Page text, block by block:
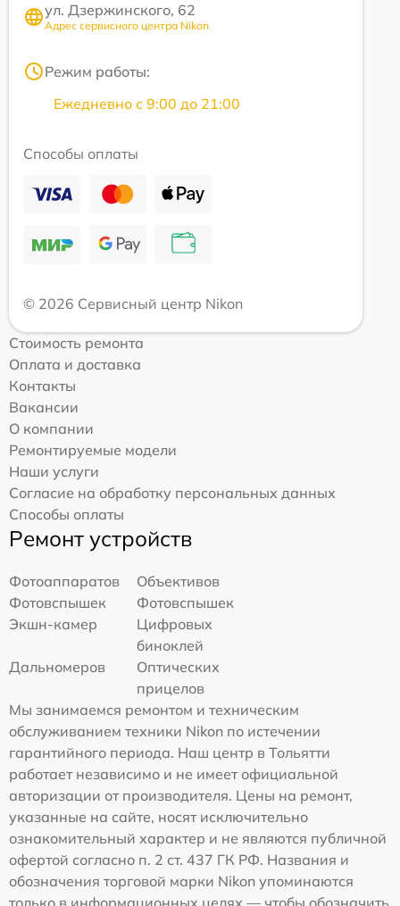
ул. Дзержинского, 62
Адрес сервисного центра Nikon
Режим работы:
Ежедневно с 9:00 до 21:00
Способы оплаты
© 2026 Сервисный центр Nikon
Стоимость ремонта
Оплата и доставка
Контакты
Вакансии
О компании
Ремонтируемые модели
Наши услуги
Согласие на обработку персональных данных
Способы оплаты
Ремонт устройств
Фотоаппаратов
Объективов
Фотовспышек
Фотовспышек
Экшн-камер
Цифровых
биноклей
Дальномеров
Оптических
прицелов
Мы занимаемся ремонтом и техническим
обслуживанием техники Nikon по истечении
гарантийного периода. Наш центр в Тольятти
работает независимо и не имеет официальной
авторизации от производителя. Цены на ремонт,
указанные на сайте, носят исключительно
ознакомительный характер и не являются публичной
офертой согласно п. 2 ст. 437 ГК РФ. Названия и
обозначения торговой марки Nikon упоминаются